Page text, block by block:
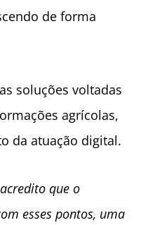
de forma
soluções voltadas
agrícolas,
da atuação digital.
que o
esses pontos, uma